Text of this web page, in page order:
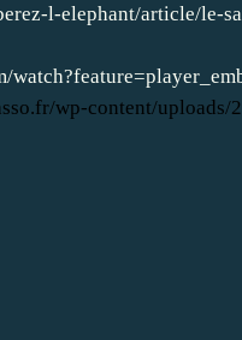
l-elephant/article/le-
wp-content/